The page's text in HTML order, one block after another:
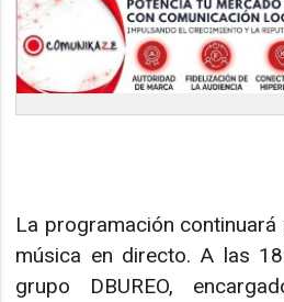
La programación
música en directo. A las
grupo DBUREO,